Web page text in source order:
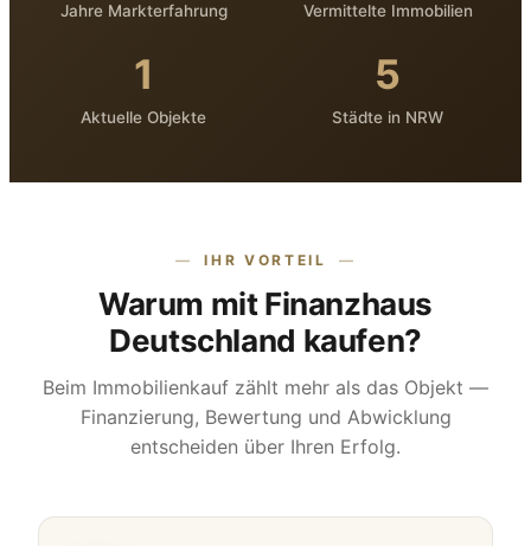
Jahre Markterfahrung Vermittelte Immobilien
1
Aktuelle Objekte
5
Städte in NRW
IHR VORTEIL
Warum mit Finanzhaus
Deutschland kaufen?
Beim Immobilienkauf zählt mehr als das Objekt —
Finanzierung, Bewertung und Abwicklung
entscheiden über Ihren Erfolg.